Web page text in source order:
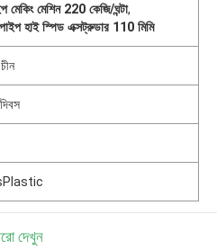
মেকিং মেশিন 220 কেজি/ঘন্টা,
হাই স্পিড এক্সট্রুডার 110 মিমি
দেখুন